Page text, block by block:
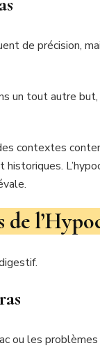
de précision,
un tout autre
contextes
de
ou les